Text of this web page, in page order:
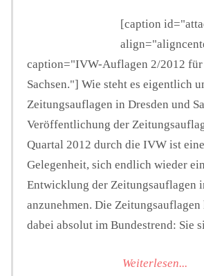
[caption
caption="IVW-Auflagen 2/2012 für
Sachsen."] Wie steht es eigentlich
Zeitungsauflagen in Dresden und
Veröffentlichung der
Quartal 2012 durch die IVW ist
Gelegenheit, sich endlich wieder
Entwicklung der Zeitungsauflagen
anzunehmen. Die
dabei absolut im Bundestrend: Sie
Weiterlesen...